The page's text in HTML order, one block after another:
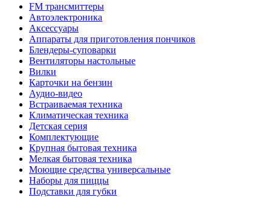
FM трансмиттеры
Автоэлектроника
Аксессуары
Аппараты для приготовления пончиков
Блендеры-суповарки
Вентиляторы настольные
Вилки
Карточки на бензин
Аудио-видео
Встраиваемая техника
Климатическая техника
Детская серия
Комплектующие
Крупная бытовая техника
Мелкая бытовая техника
Моющие средства универсальные
Наборы для пиццы
Подставки для губки